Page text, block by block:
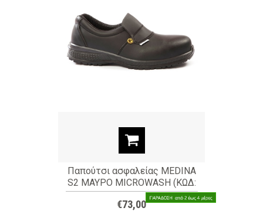
Παπούτσι ασφαλείας MEDINA
S2 ΜΑΥΡΟ MICROWASH (ΚΩΔ:
MEDINA)
€73,00